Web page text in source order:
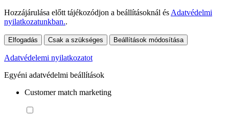
Hozzájárulása előtt tájékozódjon a beállításoknál és Adatvédelmi
nyilatkozatunkban..
Elfogadás Csak a szükséges Beállítások módosítása
Adatvédelemi nyilatkozatot
Egyéni adatvédelmi beállítások
Customer match marketing